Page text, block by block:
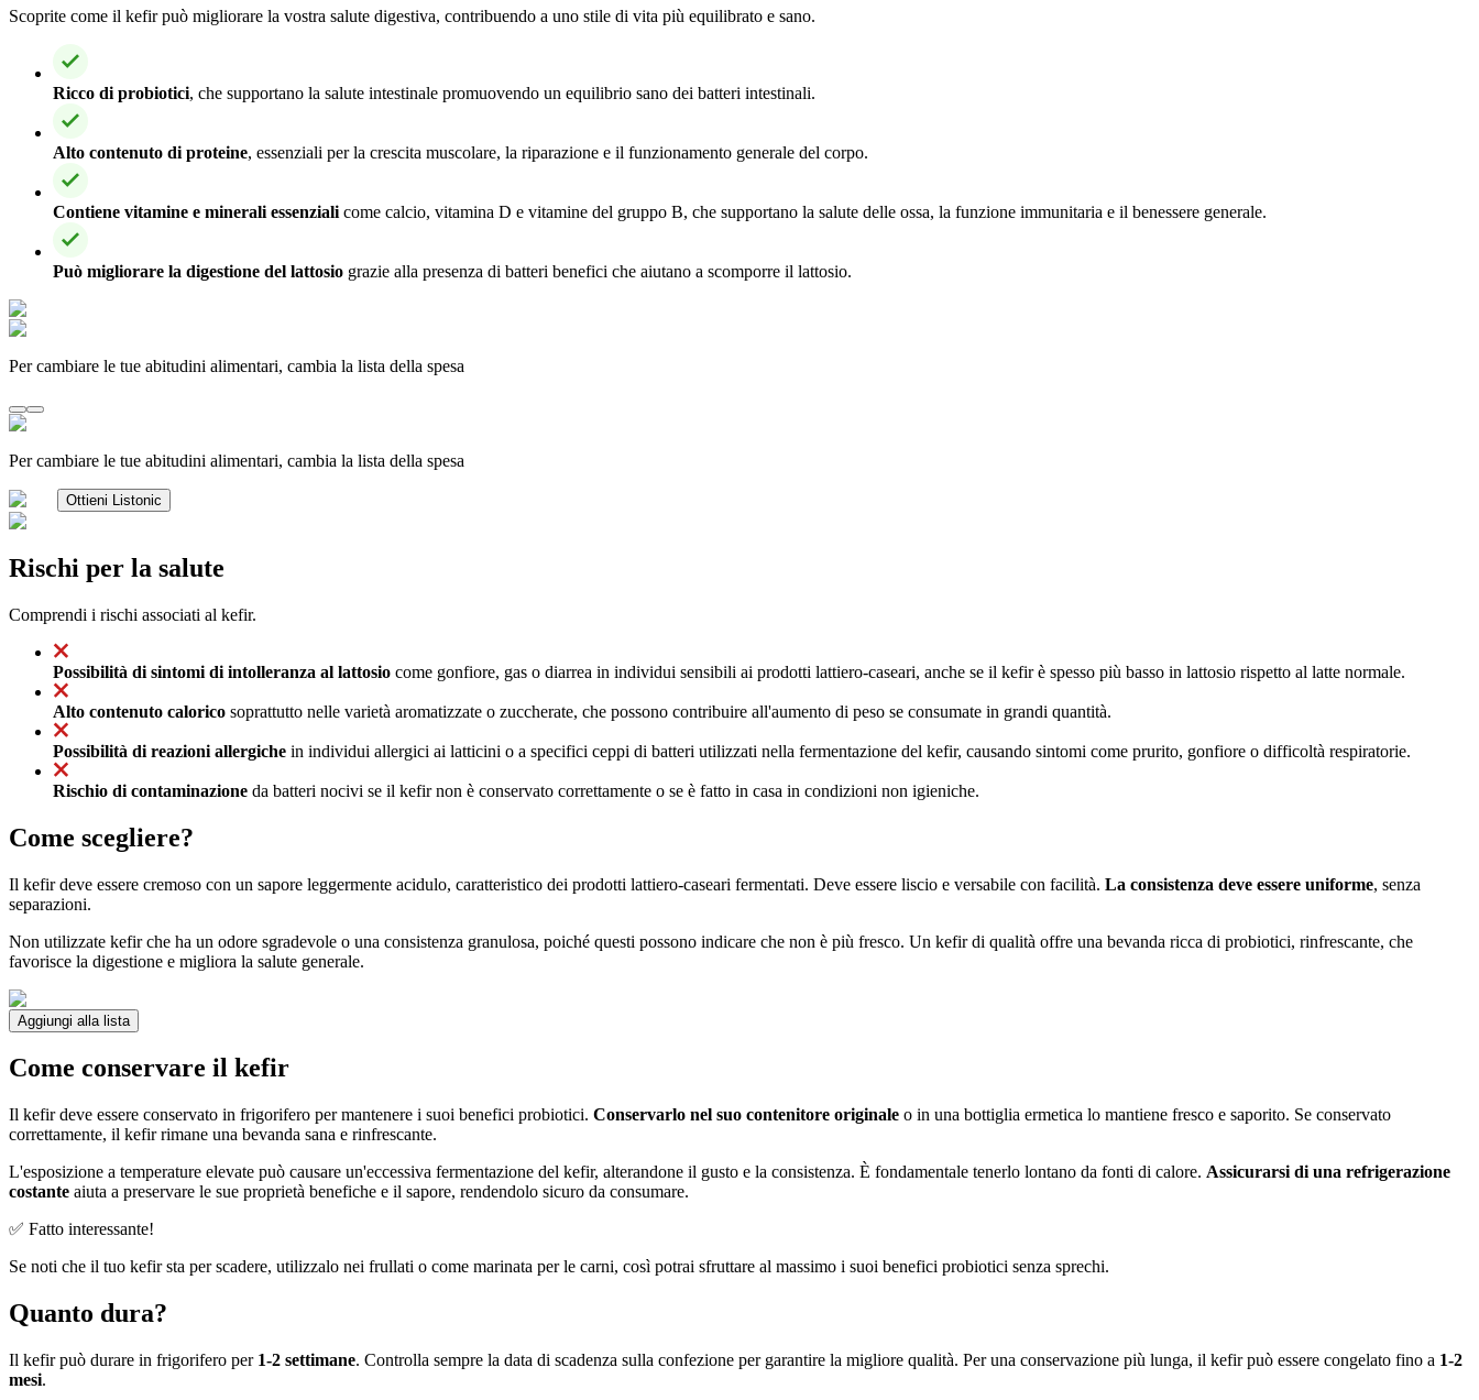
Scoprite come il kefir può migliorare la vostra salute digestiva, contribuendo a uno stile di vita più equilibrato e sano.
Ricco di probiotici, che supportano la salute intestinale promuovendo un equilibrio sano dei batteri intestinali.
Alto contenuto di proteine, essenziali per la crescita muscolare, la riparazione e il funzionamento generale del corpo.
Contiene vitamine e minerali essenziali come calcio, vitamina D e vitamine del gruppo B, che supportano la salute delle ossa, la funzione immunitaria e il benessere generale.
Può migliorare la digestione del lattosio grazie alla presenza di batteri benefici che aiutano a scomporre il lattosio.
Per cambiare le tue abitudini alimentari, cambia la lista della spesa
Per cambiare le tue abitudini alimentari, cambia la lista della spesa
Ottieni Listonic
Rischi per la salute
Comprendi i rischi associati al kefir.
Possibilità di sintomi di intolleranza al lattosio come gonfiore, gas o diarrea in individui sensibili ai prodotti lattiero-caseari, anche se il kefir è spesso più basso in lattosio rispetto al latte normale.
Alto contenuto calorico soprattutto nelle varietà aromatizzate o zuccherate, che possono contribuire all'aumento di peso se consumate in grandi quantità.
Possibilità di reazioni allergiche in individui allergici ai latticini o a specifici ceppi di batteri utilizzati nella fermentazione del kefir, causando sintomi come prurito, gonfiore o difficoltà respiratorie.
Rischio di contaminazione da batteri nocivi se il kefir non è conservato correttamente o se è fatto in casa in condizioni non igieniche.
Come scegliere?
Il kefir deve essere cremoso con un sapore leggermente acidulo, caratteristico dei prodotti lattiero-caseari fermentati. Deve essere liscio e versabile con facilità. La consistenza deve essere uniforme, senza
separazioni.
Non utilizzate kefir che ha un odore sgradevole o una consistenza granulosa, poiché questi possono indicare che non è più fresco. Un kefir di qualità offre una bevanda ricca di probiotici, rinfrescante, che
favorisce la digestione e migliora la salute generale.
Aggiungi alla lista
Come conservare il kefir
Il kefir deve essere conservato in frigorifero per mantenere i suoi benefici probiotici. Conservarlo nel suo contenitore originale o in una bottiglia ermetica lo mantiene fresco e saporito. Se conservato
correttamente, il kefir rimane una bevanda sana e rinfrescante.
L'esposizione a temperature elevate può causare un'eccessiva fermentazione del kefir, alterandone il gusto e la consistenza. È fondamentale tenerlo lontano da fonti di calore. Assicurarsi di una refrigerazione
costante aiuta a preservare le sue proprietà benefiche e il sapore, rendendolo sicuro da consumare.
✅ Fatto interessante!
Se noti che il tuo kefir sta per scadere, utilizzalo nei frullati o come marinata per le carni, così potrai sfruttare al massimo i suoi benefici probiotici senza sprechi.
Quanto dura?
Il kefir può durare in frigorifero per 1-2 settimane. Controlla sempre la data di scadenza sulla confezione per garantire la migliore qualità. Per una conservazione più lunga, il kefir può essere congelato fino a 1-2
mesi.